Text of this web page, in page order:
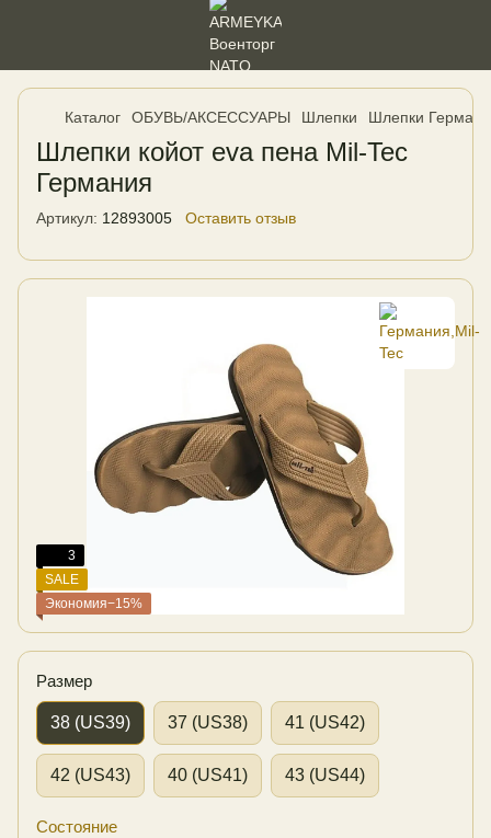
Каталог ОБУВЬ/АКСЕССУАРЫ Шлепки Шлепки
Шлепки койот eva пена Mil-Tec
Германия
Артикул: 12893005 Оставить отзыв
3
SALE
Экономия−15%
Размер
38 (US39) 37 (US38) 41 (US42)
42 (US43) 40 (US41) 43 (US44)
Состояние